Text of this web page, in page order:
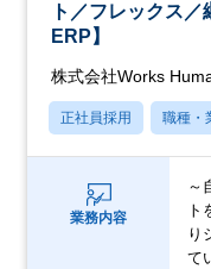
ト／フレックス
ERP】
株式会社Works
正社員採用 職種・
業務内容
～
ト
り
て